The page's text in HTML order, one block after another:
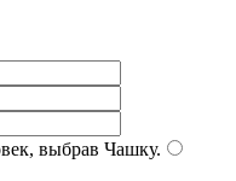
выбрав Чашку.